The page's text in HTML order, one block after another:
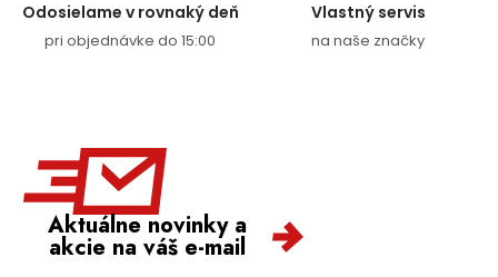
Odosielame v rovnaký deň
pri objednávke do 15:00
Vlastný servis
na naše značky
Aktuálne novinky a
akcie na váš e-mail